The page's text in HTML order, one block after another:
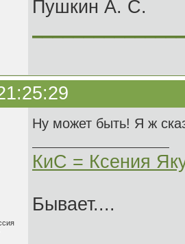
Пушкин А. С.
Ну может быть! Я ж
КиС = Ксения
Бывает....